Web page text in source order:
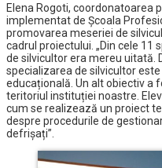
Elena Rogoti, coordonatoarea
implementat de Școala
promovarea meseriei de
cadrul proiectului. „Din cele 11
de silvicultor era mereu uitată.
specializarea de silvicultor
educațională. Un alt obiectiv a
teritoriul instituției noastre.
cum se realizează un proiect
despre procedurile de
defrișați”.